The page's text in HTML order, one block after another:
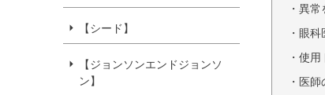
【シード】
【ジョンソンエンドジョンソ
ン】
・異
・眼
・使
・医